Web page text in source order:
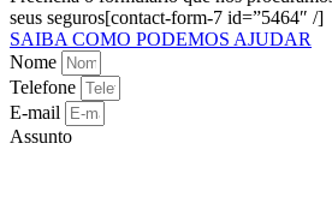
seus seguros[contact-form-7 id=”5464″ /]
SAIBA COMO PODEMOS AJUDAR
Nome
Telefone
E-mail
Assunto